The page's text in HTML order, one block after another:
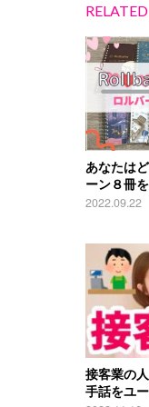
RELATED
あなたは
ーン８冊
2022.09.22
接客業の
手話をユ